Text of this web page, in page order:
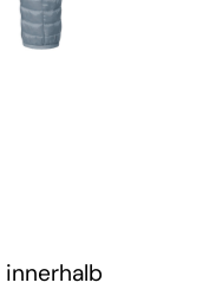
innerhalb